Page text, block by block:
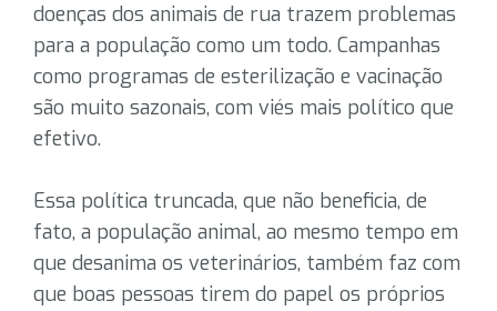
doenças dos animais de rua trazem problemas
para a população como um todo. Campanhas
como programas de esterilização e vacinação
são muito sazonais, com viés mais político que
efetivo.
Essa política truncada, que não beneficia, de
fato, a população animal, ao mesmo tempo em
que desanima os veterinários, também faz com
que boas pessoas tirem do papel os próprios